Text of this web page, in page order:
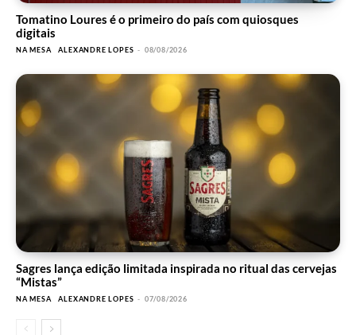
Tomatino Loures é o primeiro do país com quiosques
digitais
NA MESA ALEXANDRE LOPES - 08/08/2026
Sagres lança edição limitada inspirada no ritual das cervejas
“Mistas”
NA MESA ALEXANDRE LOPES - 07/08/2026